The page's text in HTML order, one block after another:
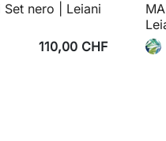
Set nero | Leiani
110,00 CHF